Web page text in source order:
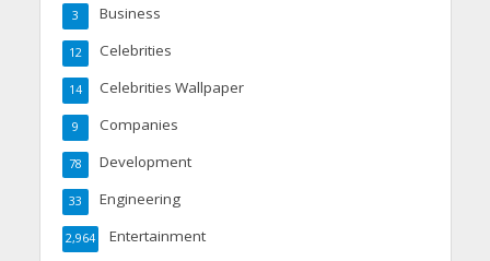
Business
3
Celebrities
12
Celebrities Wallpaper
14
Companies
9
Development
78
Engineering
33
Entertainment
2,964